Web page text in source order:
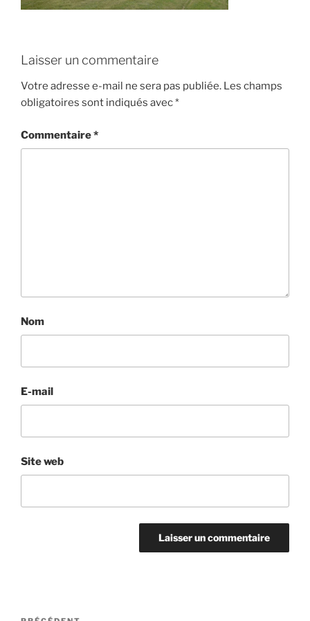
Laisser un commentaire
Votre adresse e-mail ne sera pas publiée. Les champs
obligatoires sont indiqués avec*
Commentaire*
Nom
E-mail
Site web
Navigation